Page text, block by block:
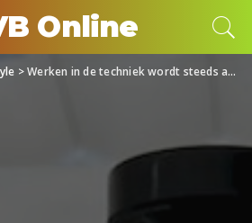
Online
>Werken in de techniek wordt steeds aantrekkelijker